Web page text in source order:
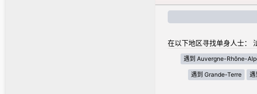
在以下地区寻找单身人士：
遇到 Auvergne-Rhône-
遇到 Grande-Terre 遇